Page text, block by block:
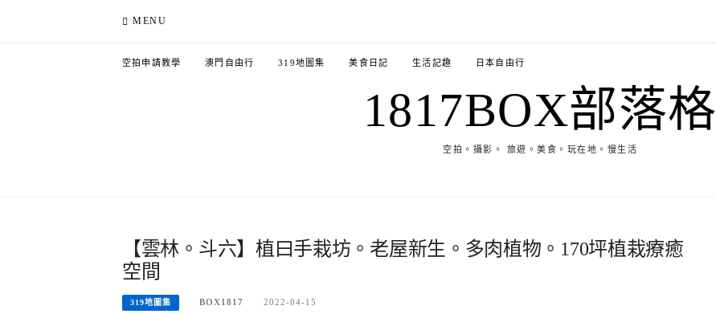
MENU
空拍申請教學 澳門自由行 319地圖集 美食日記 生活記趣 日本自由行
1817BOX部落格
空拍。攝影。 旅遊。美食。玩在地。慢生活
【雲林。斗六】植曰手栽坊。老屋新生。多肉植物。170坪植栽療癒
空間
319地圖集 BOX1817 2022-04-15